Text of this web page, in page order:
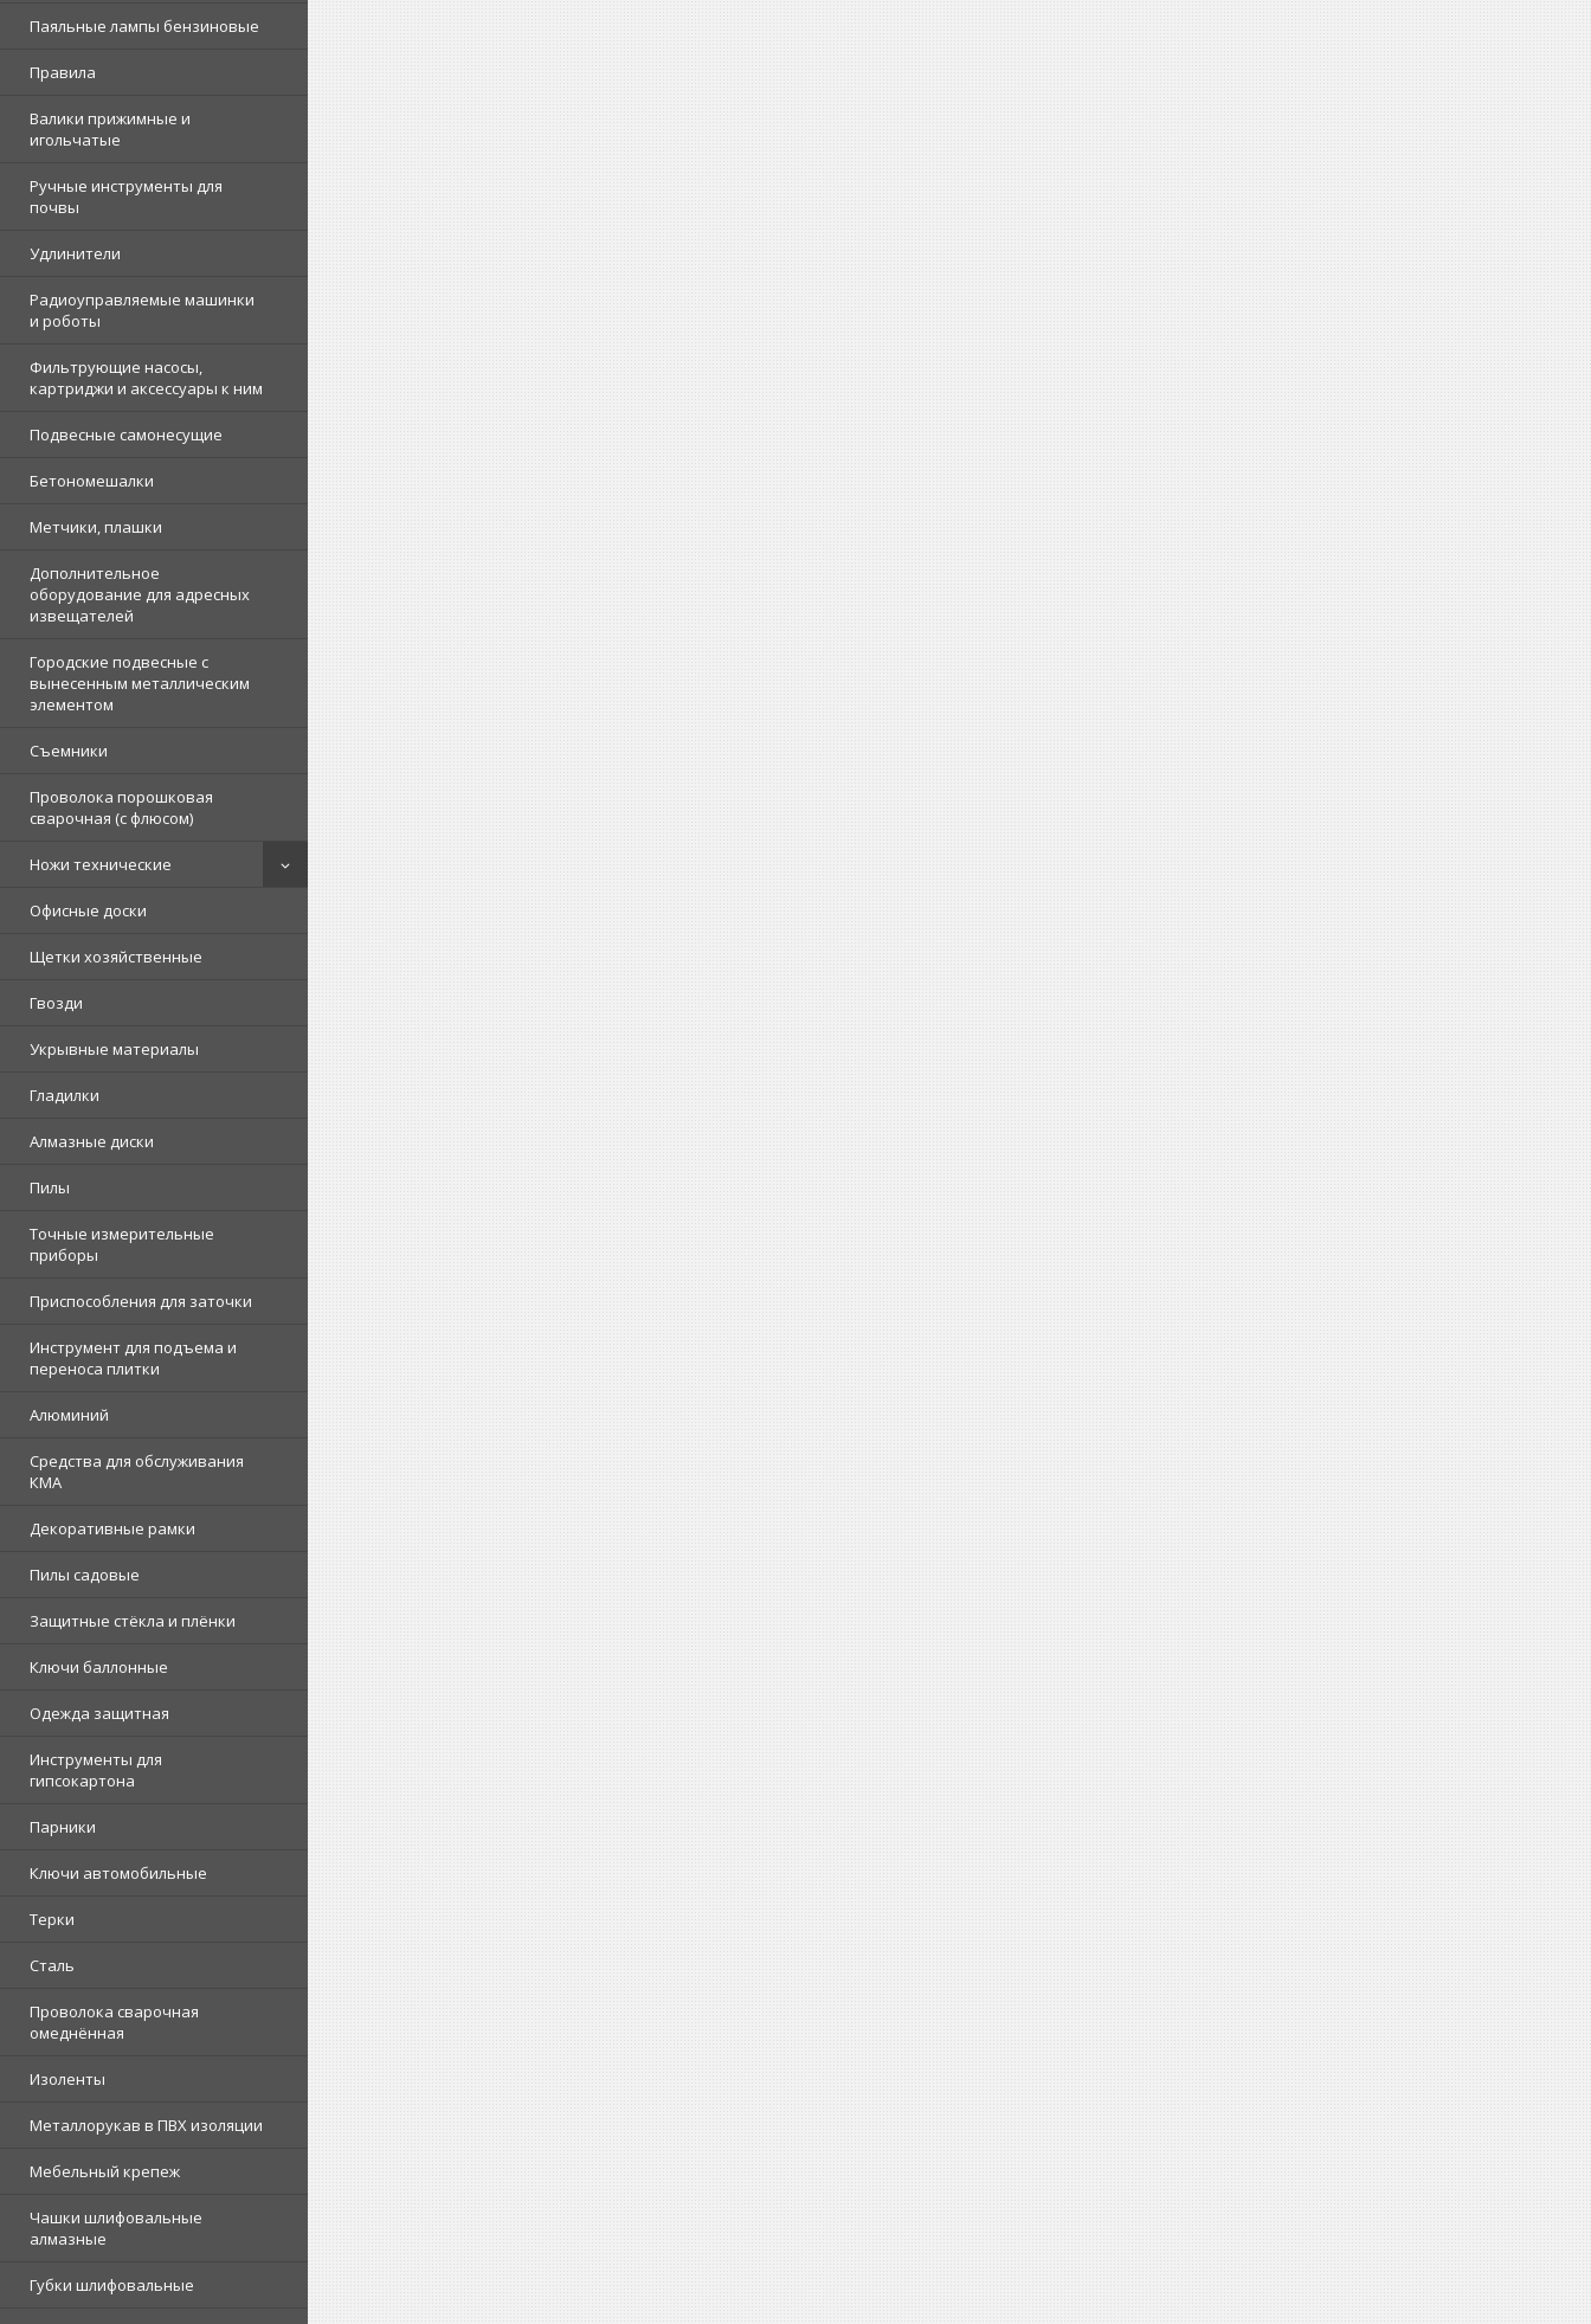
Паяльные лампы бензиновые
Правила
Валики прижимные и
игольчатые
Ручные инструменты для
почвы
Удлинители
Радиоуправляемые машинки
и роботы
Фильтрующие насосы,
картриджи и аксессуары к ним
Подвесные самонесущие
Бетономешалки
Метчики, плашки
Дополнительное
оборудование для адресных
извещателей
Городские подвесные с
вынесенным металлическим
элементом
Съемники
Проволока порошковая
сварочная (с флюсом)
Ножи технические
Офисные доски
Щетки хозяйственные
Гвозди
Укрывные материалы
Гладилки
Алмазные диски
Пилы
Точные измерительные
приборы
Приспособления для заточки
Инструмент для подъема и
переноса плитки
Алюминий
Средства для обслуживания
КМА
Декоративные рамки
Пилы садовые
Защитные стёкла и плёнки
Ключи баллонные
Одежда защитная
Инструменты для
гипсокартона
Парники
Ключи автомобильные
Терки
Сталь
Проволока сварочная
омеднённая
Изоленты
Металлорукав в ПВХ изоляции
Мебельный крепеж
Чашки шлифовальные
алмазные
Губки шлифовальные